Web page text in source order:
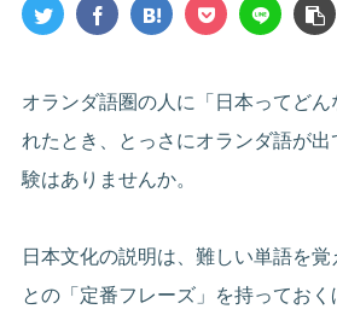
オランダ語圏の人に「日本ってど
れたとき、とっさにオランダ語が
験はありませんか。
日本文化の説明は、難しい単語を
との「定番フレーズ」を持ってお